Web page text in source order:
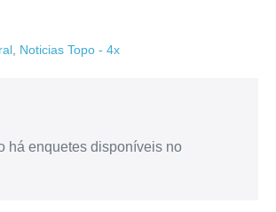
Noticias Topo - 4x
há enquetes disponíveis no